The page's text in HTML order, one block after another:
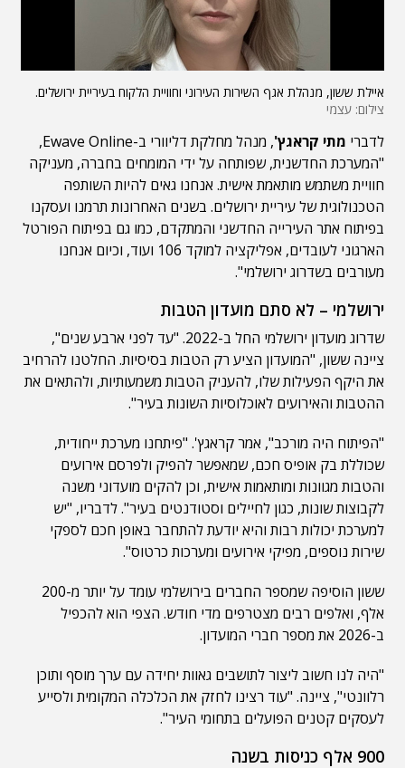
איילת ששון, מנהלת אגף השירות העירוני וחוויית הלקוח בעיריית ירושלים.
צילום: עצמי
לדברי מתי קראגץ'
, מנהל מחלקת דליוורי ב-Ewave Online,
"המערכת החדשנית, שפותחה על ידי המומחים בחברה, מעניקה
חוויית משתמש מותאמת אישית. אנחנו גאים להיות השותפה
הטכנולוגית של עיריית ירושלים. בשנים האחרונות תרמנו ועסקנו
בפיתוח אתר העירייה החדשני והמתקדם, כמו גם בפיתוח הפורטל
הארגוני לעובדים, אפליקציה למוקד 106 ועוד, וכיום אנחנו
מעורבים בשדרוג ירושלמי".
ירושלמי – לא סתם מועדון הטבות
שדרוג מועדון ירושלמי החל ב-2022. "עד לפני ארבע שנים",
ציינה ששון, "המועדון הציע רק הטבות בסיסיות. החלטנו להרחיב
את היקף הפעילות שלו, להעניק הטבות משמעותיות, ולהתאים את
ההטבות והאירועים לאוכלוסיות השונות בעיר".
"הפיתוח היה מורכב", אמר קראגץ'. "פיתחנו מערכת ייחודית,
שכוללת בק אופיס חכם, שמאפשר להפיק ולפרסם אירועים
והטבות מגוונות ומותאמות אישית, וכן להקים מועדוני משנה
לקבוצות שונות, כגון לחיילים וסטודנטים בעיר". לדבריו, "יש
למערכת יכולות רבות והיא יודעת להתחבר באופן חכם לספקי
שירות נוספים, מפיקי אירועים ומערכות כרטוס".
ששון הוסיפה שמספר החברים בירושלמי עומד על יותר מ-200
אלף, ואלפים רבים מצטרפים מדי חודש. הצפי הוא להכפיל
ב-2026 את מספר חברי המועדון.
"היה לנו חשוב ליצור לתושבים גאוות יחידה עם ערך מוסף ותוכן
רלוונטי", ציינה. "עוד רצינו לחזק את הכלכלה המקומית ולסייע
לעסקים קטנים הפועלים בתחומי העיר".
900 אלף כניסות בשנה